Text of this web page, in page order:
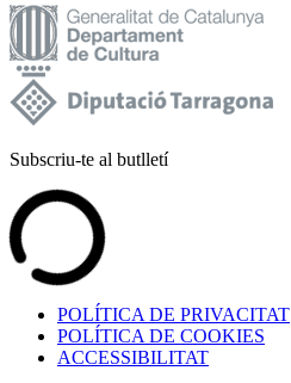
Subscriu-te al butlletí
POLÍTICA DE PRIVACITAT
POLÍTICA DE COOKIES
ACCESSIBILITAT